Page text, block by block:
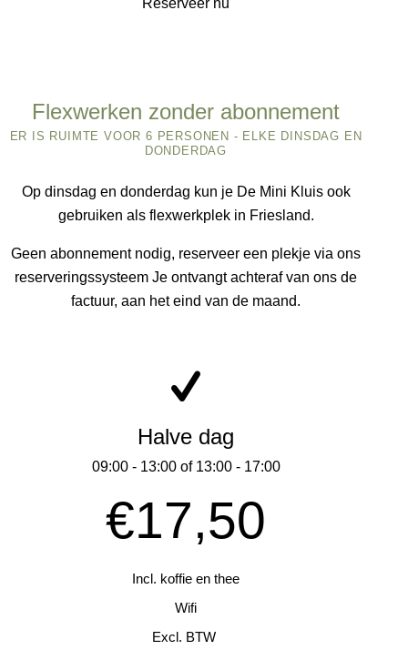
Flexwerken zonder abonnement
ER IS RUIMTE VOOR 6 PERSONEN - ELKE DINSDAG EN
DONDERDAG
Op dinsdag en donderdag kun je De Mini Kluis ook
gebruiken als flexwerkplek in Friesland.
Geen abonnement nodig, reserveer een plekje via ons
reserveringssysteem Je ontvangt achteraf van ons de
factuur, aan het eind van de maand.
Halve dag
09:00 - 13:00 of 13:00 - 17:00
€17,50
Incl. koffie en thee
Wifi
Excl. BTW